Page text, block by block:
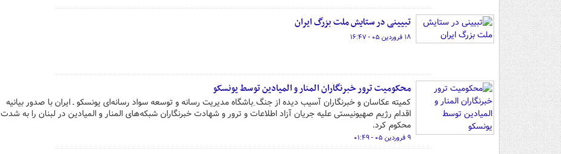
تبیینی در ستایش ملت بزرگ ایران
۱۸ فروردین ۰۵ - ۱۶:۴۷
محکومیت ترور خبرنگاران المنار و المیادین توسط یونسکو
کمیته عکاسان و خبرنگاران آسیب دیده از جنگ ِباشگاه مدیریت رسانه و توسعه سواد رسانه‌ای یونسکو ـ ایران با صدور بیانیه
اقدام رژیم صهیونیستی علیه جریان آزاد اطلاعات و ترور و شهادت خبرنگاران شبکه‌های المنار و المیادین در لبنان را به شدت
محکوم کرد.
۹ فروردین ۰۵ - ۰۱:۴۹